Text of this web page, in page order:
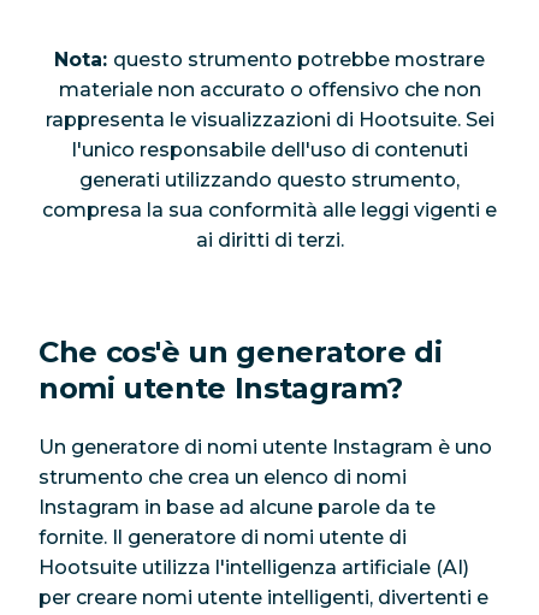
Nota: questo strumento potrebbe mostrare
materiale non accurato o offensivo che non
rappresenta le visualizzazioni di Hootsuite. Sei
l'unico responsabile dell'uso di contenuti
generati utilizzando questo strumento,
compresa la sua conformità alle leggi vigenti e
ai diritti di terzi.
Che cos'è un generatore di
nomi utente Instagram?
Un generatore di nomi utente Instagram è uno
strumento che crea un elenco di nomi
Instagram in base ad alcune parole da te
fornite. Il generatore di nomi utente di
Hootsuite utilizza l'intelligenza artificiale (AI)
per creare nomi utente intelligenti, divertenti e